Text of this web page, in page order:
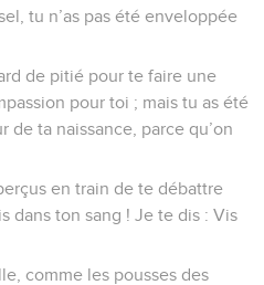
tu n’as pas été enveloppée
de pitié pour te faire une
pour toi ; mais tu as été
de ta naissance, parce qu’on
en train de te débattre
dans ton sang ! Je te dis : Vis
comme les pousses des